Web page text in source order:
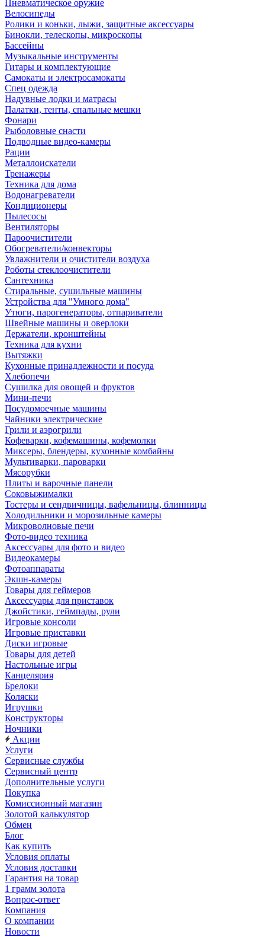
Пневматическое оружие
Велосипеды
Ролики и коньки, лыжи, защитные аксессуары
Бинокли, телескопы, микроскопы
Бассейны
Музыкальные инструменты
Гитары и комплектующие
Самокаты и электросамокаты
Спец одежда
Надувные лодки и матрасы
Палатки, тенты, спальные мешки
Фонари
Рыболовные снасти
Подводные видео-камеры
Рации
Металлоискатели
Тренажеры
Техника для дома
Водонагреватели
Кондиционеры
Пылесосы
Вентиляторы
Пароочистители
Обогреватели/конвекторы
Увлажнители и очистители воздуха
Роботы стеклоочистители
Сантехника
Стиральные, сушильные машины
Устройства для "Умного дома"
Утюги, парогенераторы, отпариватели
Швейные машины и оверлоки
Держатели, кронштейны
Техника для кухни
Вытяжки
Кухонные принадлежности и посуда
Хлебопечи
Сушилка для овощей и фруктов
Мини-печи
Посудомоечные машины
Чайники электрические
Грили и аэрогрили
Кофеварки, кофемашины, кофемолки
Миксеры, блендеры, кухонные комбайны
Мультиварки, пароварки
Мясорубки
Плиты и варочные панели
Соковыжималки
Тостеры и сендвичницы, вафельницы, блинницы
Холодильники и морозильные камеры
Микроволновые печи
Фото-видео техника
Аксессуары для фото и видео
Видеокамеры
Фотоаппараты
Экшн-камеры
Товары для геймеров
Аксессуары для приставок
Джойстики, геймпады, рули
Игровые консоли
Игровые приставки
Диски игровые
Товары для детей
Настольные игры
Канцелярия
Брелоки
Коляски
Игрушки
Конструкторы
Ночники
Акции
Услуги
Сервисные службы
Сервисный центр
Дополнительные услуги
Покупка
Комиссионный магазин
Золотой калькулятор
Обмен
Блог
Как купить
Условия оплаты
Условия доставки
Гарантия на товар
1 грамм золота
Вопрос-ответ
Компания
О компании
Новости